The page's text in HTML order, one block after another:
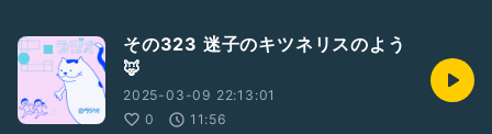
その323 迷子のキツネリスのよう
🦊
2025-03-09 22:13:01
0
11:56